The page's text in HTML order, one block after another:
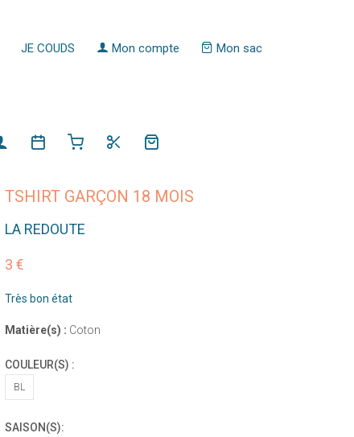
JE COUDS Mon compte Mon sac
TSHIRT GARÇON 18 MOIS
LA REDOUTE
3 €
Très bon état
Matière(s) : Coton
COULEUR(S) :
BL
SAISON(S):